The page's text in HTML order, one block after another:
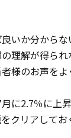
いか分からな
理解が得られ
様のお声をよ
に2.7％に上
クリアしてお